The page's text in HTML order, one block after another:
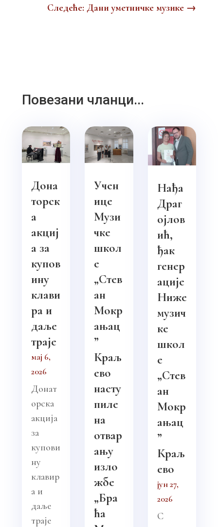
Следеће: Дани уметничке музике →
Повезани чланци...
Дона
торск
а
акциј
а за
купов
ину
клави
ра и
даље
траје
мај 6,
2026
Донат
орска
акција
за
купови
ну
клавир
а и
даље
траје
Учен
ице
Музи
чке
школ
е
„Стев
ан
Мокр
ањац
”
Краљ
ево
насту
пиле
на
отвар
ању
изло
жбе
„Бра
ћа
Нађа
Драг
ојлов
ић,
ђак
генер
ације
Ниже
музич
ке
школ
е
„Стев
ан
Мокр
ањац
”
Краљ
ево
јун 27,
2026
С